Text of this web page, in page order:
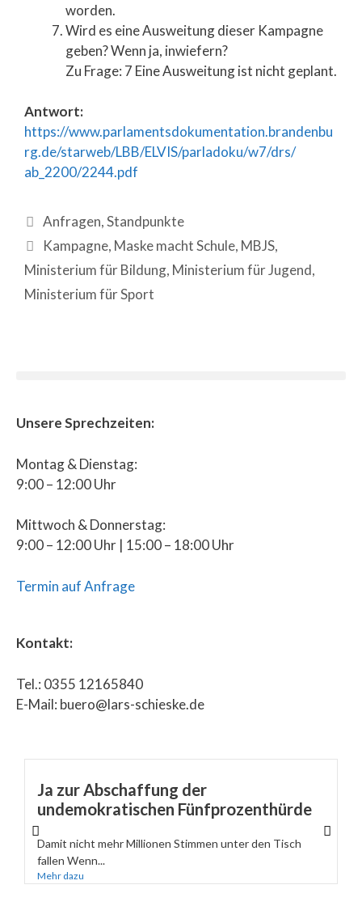
worden.
Wird es eine Ausweitung dieser Kampagne
geben? Wenn ja, inwiefern?
Zu Frage: 7 Eine Ausweitung ist nicht geplant.
Antwort:
https://www.parlamentsdokumentation.brandenbu
rg.de/starweb/LBB/ELVIS/parladoku/w7/drs/
ab_2200/2244.pdf
Anfragen,Standpunkte
Kampagne, Maske macht Schule, MBJS,
Ministerium für Bildung, Ministerium für Jugend,
Ministerium für Sport
Unsere Sprechzeiten:
Montag & Dienstag:
9:00 – 12:00 Uhr
Mittwoch & Donnerstag:
9:00 – 12:00 Uhr | 15:00 – 18:00 Uhr
Termin auf Anfrage
Kontakt:
Tel.: 0355 12165840
E-Mail: buero@lars-schieske.de
Ja zur Abschaffung der
undemokratischen Fünfprozenthürde
Damit nicht mehr Millionen Stimmen unter den Tisch
fallen Wenn...
Mehr dazu